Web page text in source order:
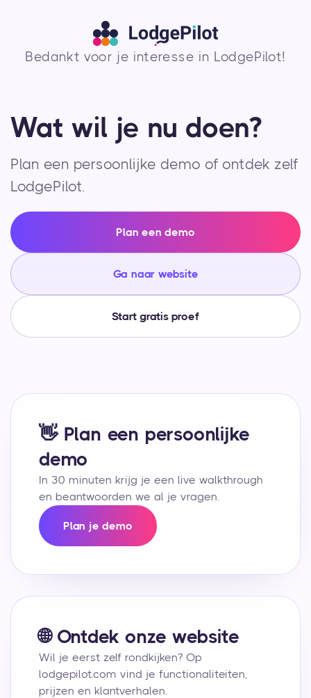
Bedankt voor je interesse in LodgePilot!
Wat wil je nu doen?
Plan een persoonlijke demo of ontdek zelf
LodgePilot.
Plan een demo
Ga naar website
Start gratis proef
👋 Plan een persoonlijke
demo
In 30 minuten krijg je een live walkthrough
en beantwoorden we al je vragen.
Plan je demo
🌐 Ontdek onze website
Wil je eerst zelf rondkijken? Op
lodgepilot.com vind je functionaliteiten,
prijzen en klantverhalen.